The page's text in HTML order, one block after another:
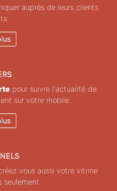
auprès de leurs clients
pour suivre l'actualité de
sur votre mobile.
vous aussi votre vitrine